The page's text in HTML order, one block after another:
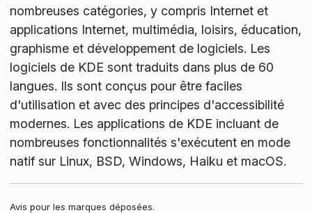
nombreuses catégories, y compris Internet et
applications Internet, multimédia, loisirs, éducation,
graphisme et développement de logiciels. Les
logiciels de KDE sont traduits dans plus de 60
langues. Ils sont conçus pour être faciles
d'utilisation et avec des principes d'accessibilité
modernes. Les applications de KDE incluant de
nombreuses fonctionnalités s'exécutent en mode
natif sur Linux, BSD, Windows, Haiku et macOS.
Avis pour les marques déposées.